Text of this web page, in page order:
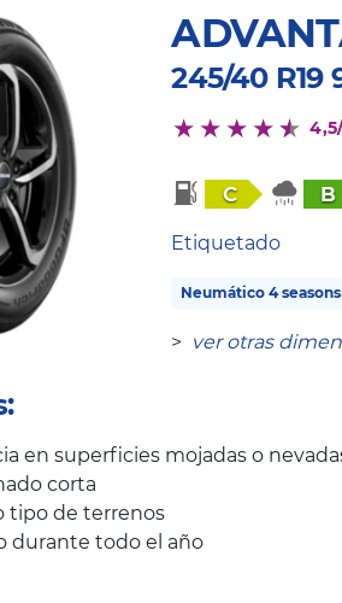
245/40 R19
C B
Etiquetado
Neumático 4 seasons
> ver otras
en superficies mojadas o
corta
tipo de terrenos
durante todo el año